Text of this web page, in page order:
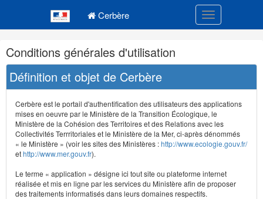
Cerbère Toggle
Navigation
et
outils
annexes
Conditions générales d'utilisation
Définition et objet de Cerbère
Cerbère est le portail d'authentification des utilisateurs des applications
mises en oeuvre par le Ministère de la Transition Écologique, le
Ministère de la Cohésion des Territoires et des Relations avec les
Collectivités Terrritoriales et le Ministère de la Mer, ci-après dénommés
« le Ministère » (voir les sites des Ministères :http://www.ecologie.gouv.fr/
ethttp://www.mer.gouv.fr).
Le terme « application » désigne ici tout site ou plateforme internet
réalisée et mis en ligne par les services du Ministère afin de proposer
des traitements informatisés dans leurs domaines respectifs.